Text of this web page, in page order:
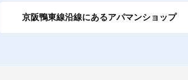
京阪鴨東線沿線にあるアパマンショップ